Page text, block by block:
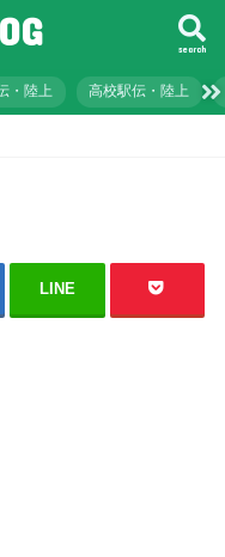
search
・陸上 高校駅伝・陸上
LINE